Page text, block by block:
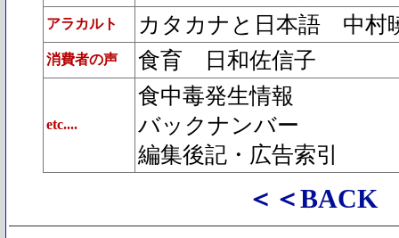
アラカルト カタカナと日本語 中村
消費者の声 食育 日和佐信子
etc....
食中毒発生情報
バックナンバー
編集後記・広告索引
＜＜BACK